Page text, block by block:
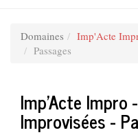
Domaines Imp'Acte
Passages
Imp'Acte Impro
Improvisées -